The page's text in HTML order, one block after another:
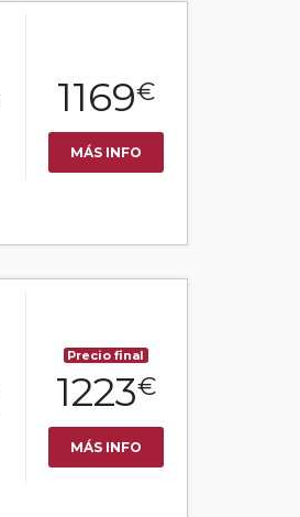
1169€
MÁS INFO
Precio final
1223€
MÁS INFO